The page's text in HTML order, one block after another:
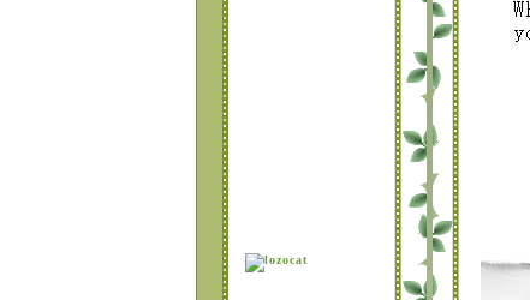
สีหวานๆ
TABLE 1 แบบ มุม
บว์ พื้นหลังรูปหัวใจ
สนหวาน